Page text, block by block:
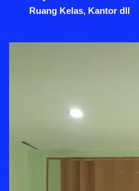
Ruang Kelas, Kantor dll